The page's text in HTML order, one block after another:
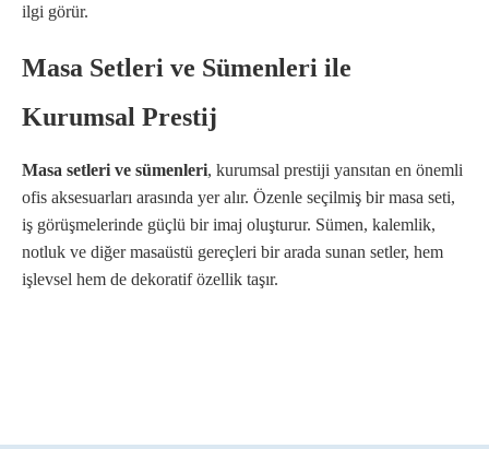
ilgi görür.
Masa Setleri ve Sümenleri ile
Kurumsal Prestij
Masa setleri ve sümenleri, kurumsal prestiji yansıtan en önemli
ofis aksesuarları arasında yer alır. Özenle seçilmiş bir masa seti,
iş görüşmelerinde güçlü bir imaj oluşturur. Sümen, kalemlik,
notluk ve diğer masaüstü gereçleri bir arada sunan setler, hem
işlevsel hem de dekoratif özellik taşır.